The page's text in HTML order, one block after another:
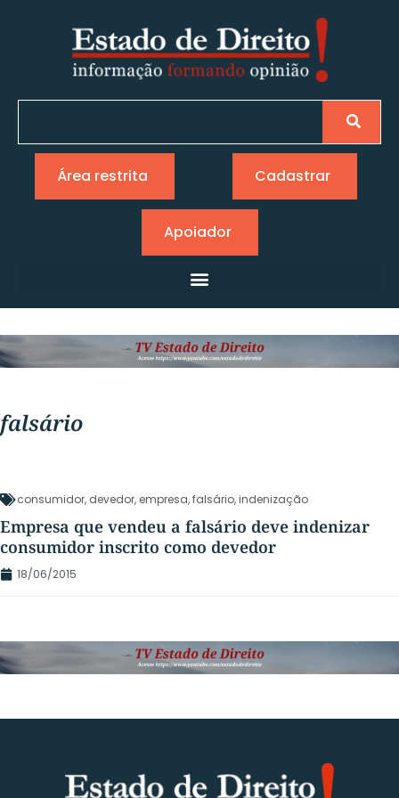
Área restrita Cadastrar
Apoiador
falsário
consumidor, devedor, empresa,falsário,indenização
Empresa que vendeu a falsário deve indenizar
consumidor inscrito como devedor
18/06/2015